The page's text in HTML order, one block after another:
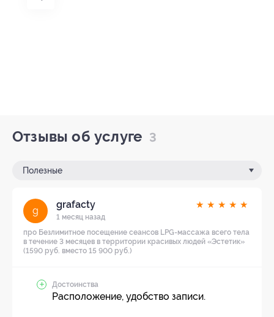
Отзывы об услуге 3
Полезные
g
grafacty
1 месяц назад
★ ★ ★ ★ ★
про Безлимитное посещение сеансов LPG-массажа всего тела
в течение 3 месяцев в территории красивых людей «Эстетик»
(1590 руб. вместо 15 900 руб.)
Достоинства
Расположение, удобство записи.